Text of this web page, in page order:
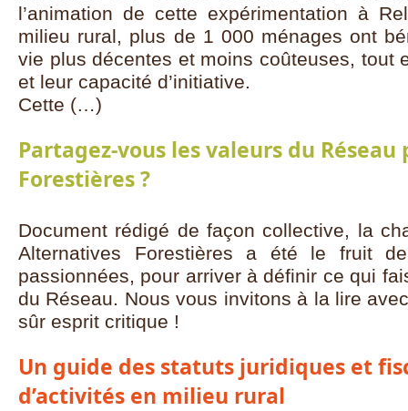
l’animation de cette expérimentation à
milieu rural, plus de 1 000 ménages ont
vie plus décentes et moins coûteuses, tout
et leur capacité d’initiative.
Cette (…)
Partagez-vous les valeurs du
Forestières ?
Document rédigé de façon collective, la
Alternatives Forestières a été le fruit
passionnées, pour arriver à définir ce qui
du Réseau. Nous vous invitons à la lire
sûr esprit critique !
Un guide des statuts juridiques et
d’activités en milieu rural